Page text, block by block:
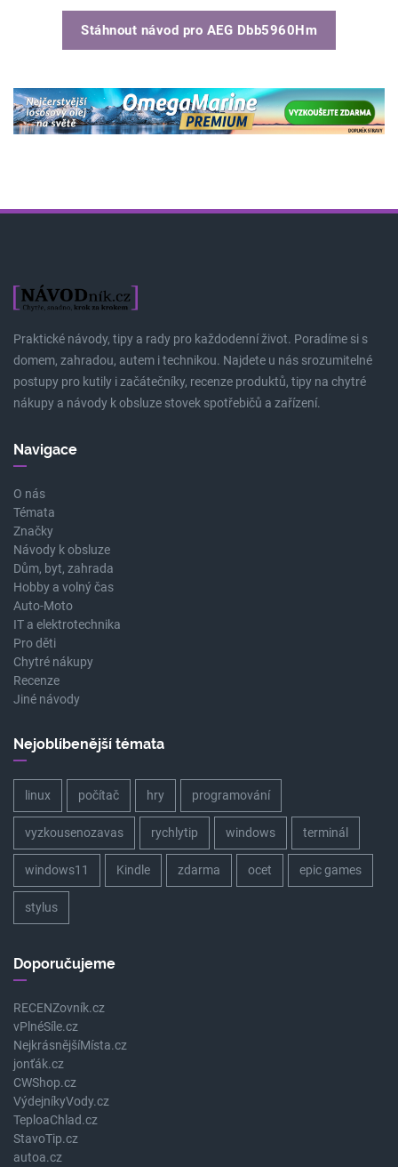
Stáhnout návod pro AEG Dbb5960Hm
Praktické návody, tipy a rady pro každodenní život. Poradíme si s
domem, zahradou, autem i technikou. Najdete u nás srozumitelné
postupy pro kutily i začátečníky, recenze produktů, tipy na chytré
nákupy a návody k obsluze stovek spotřebičů a zařízení.
Navigace
O nás
Témata
Značky
Návody k obsluze
Dům, byt, zahrada
Hobby a volný čas
Auto-Moto
IT a elektrotechnika
Pro děti
Chytré nákupy
Recenze
Jiné návody
Nejoblíbenější témata
linux počítač hry programování
vyzkousenozavas rychlytip windows terminál
windows11 Kindle zdarma ocet epic games
stylus
Doporučujeme
RECENZovník.cz
vPlnéSíle.cz
NejkrásnějšíMísta.cz
jonťák.cz
CWShop.cz
VýdejníkyVody.cz
TeploaChlad.cz
StavoTip.cz
autoa.cz